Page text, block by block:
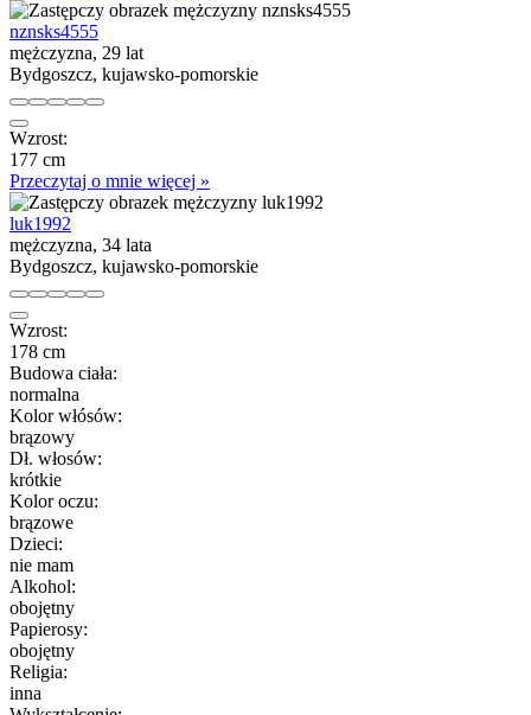
nznsks4555
mężczyzna, 29 lat
Bydgoszcz, kujawsko-pomorskie
Wzrost:
177 cm
Przeczytaj o mnie więcej »
luk1992
mężczyzna, 34 lata
Bydgoszcz, kujawsko-pomorskie
Wzrost:
178 cm
Budowa ciała:
normalna
Kolor włósów:
brązowy
Dł. włosów:
krótkie
Kolor oczu:
brązowe
Dzieci:
nie mam
Alkohol:
obojętny
Papierosy:
obojętny
Religia:
inna